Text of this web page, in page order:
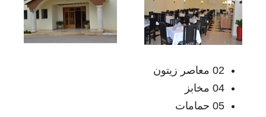
02 معاصر زيتون
04 مخابز
05 حمامات